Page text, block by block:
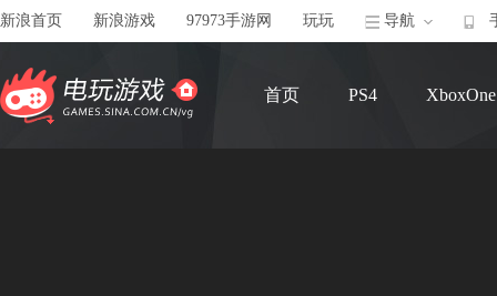
新浪首页 新浪游戏 97973手游网 玩玩 导航
首页 PS4 XboxOne